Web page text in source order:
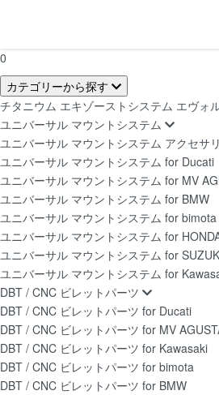
0
カテゴリーから探す
チタニウム エキゾーストシステム エヴォ
ユニバーサル マウントシステム
ユニバーサル マウントシステム アクセサ
ユニバーサル マウントシステム for Ducati
ユニバーサル マウントシステム for MV
ユニバーサル マウントシステム for BMW
ユニバーサル マウントシステム for bimota
ユニバーサル マウントシステム for
ユニバーサル マウントシステム for
ユニバーサル マウントシステム for
DBT / CNC ビレットパーツ
DBT / CNC ビレットパーツ for Ducati
DBT / CNC ビレットパーツ for MV
DBT / CNC ビレットパーツ for Kawasaki
DBT / CNC ビレットパーツ for bimota
DBT / CNC ビレットパーツ for BMW